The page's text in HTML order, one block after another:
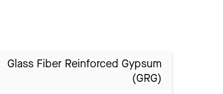
Glass Fiber Reinforced Gypsum
(GRG)